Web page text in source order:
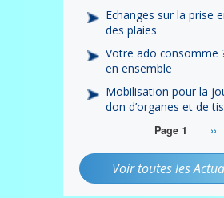
Echanges sur la prise
des plaies
Votre ado consomme
en ensemble
Mobilisation pour la
don d’organes et de
Page 1 ››
Voir toutes les